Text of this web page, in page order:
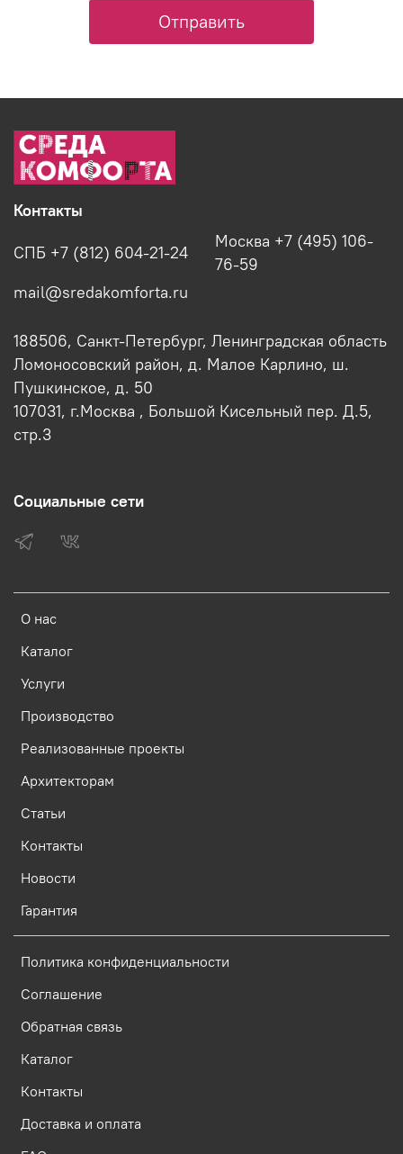
Отправить
О нас
Каталог
Услуги
Производство
Реализованные проекты
Архитекторам
Статьи
Контакты
Новости
Гарантия
Политика конфиденциальности
Соглашение
Обратная связь
Каталог
Контакты
Доставка и оплата
Контакты
СПБ +7 (812) 604-21-24
Москва +7 (495) 106-
76-59
mail@sredakomforta.ru
188506, Санкт-Петербург, Ленинградская область
Ломоносовский район, д. Малое Карлино, ш.
Пушкинское, д. 50
107031, г.Москва , Большой Кисельный пер. Д.5,
стр.3
Социальные сети